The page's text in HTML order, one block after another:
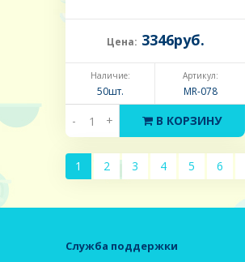
Цена: 3346руб.
Наличие:
50шт.
Артикул:
MR-078
- + В КОРЗИНУ
1 2 3 4 5 6
Служба поддержки